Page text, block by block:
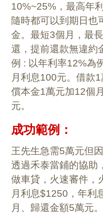
10%~25%，最高年
隨時都可以到期日也
金。最短3個月，最
還，提前還款無違約
例 : 以年利率12%為
月利息100元。借款
償本金1萬元加12個
元。
成功範例：
王先生急需5萬元但
透過禾泰當鋪的協助
做車貸，火速審件，
月利息$1250，年利
月、歸還金額5萬元。